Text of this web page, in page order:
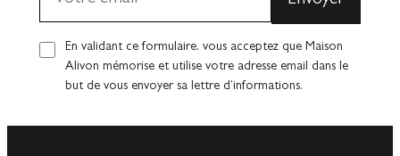
En validant ce formulaire, vous acceptez que Maison
Alivon mémorise et utilise votre adresse email dans le
but de vous envoyer sa lettre d’informations.